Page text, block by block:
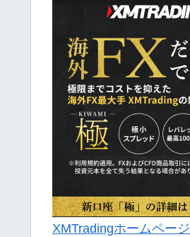
XMTradingホームページ